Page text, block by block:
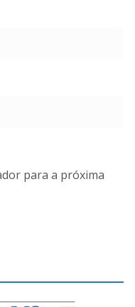
para a próxima